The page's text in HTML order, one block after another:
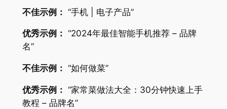
不佳示例： “手机 | 电子产品”
优秀示例： “2024年最佳智能手机推荐 – 品牌
名”
不佳示例： “如何做菜”
优秀示例： “家常菜做法大全：30分钟快速上手
教程 – 品牌名”